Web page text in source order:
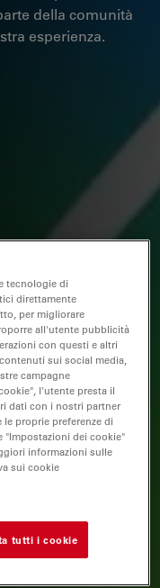
della comunità
esperienza.
tecnologie di
direttamente
per migliorare
all'utente pubblicità
con questi e altri
sui social media,
campagne
l'utente presta il
dati con i nostri partner
proprie preferenze di
"Impostazioni dei cookie"
informazioni sulle
sui cookie
tutti i cookie